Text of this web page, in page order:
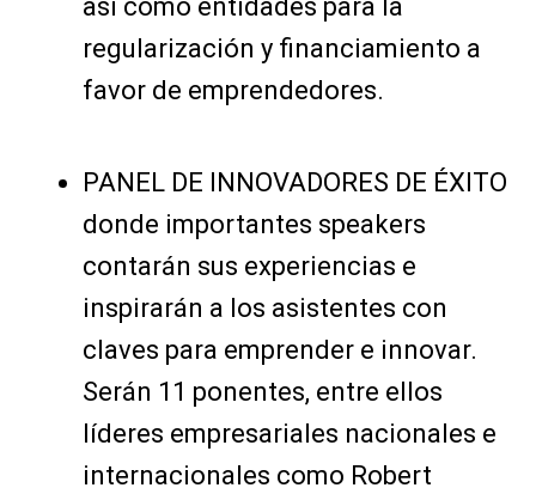
así como entidades para la
regularización y financiamiento a
favor de emprendedores.
PANEL DE INNOVADORES DE ÉXITO
donde importantes speakers
contarán sus experiencias e
inspirarán a los asistentes con
claves para emprender e innovar.
Serán 11 ponentes, entre ellos
líderes empresariales nacionales e
internacionales como Robert